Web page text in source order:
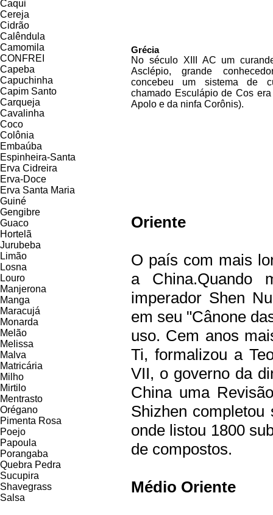
Caqui
Cereja
Cidrão
Calêndula
Camomila
CONFREI
Capeba
Capuchinha
Capim Santo
Carqueja
Cavalinha
Coco
Colônia
Embaúba
Espinheira-Santa
Erva Cidreira
Erva-Doce
Erva Santa Maria
Guiné
Gengibre
Guaco
Hortelã
Jurubeba
Limão
Losna
Louro
Manjerona
Manga
Maracujá
Monarda
Melão
Melissa
Malva
Matricária
Milho
Mirtilo
Mentrasto
Orégano
Pimenta Rosa
Poejo
Papoula
Porangaba
Quebra Pedra
Sucupira
Shavegrass
Salsa
Grécia
No século XIII AC um
Asclépio, grande
concebeu um sistema de
chamado Esculápio de Cos
Apolo e da ninfa Corônis).
Oriente
O país com mais
a China.Quando
imperador Shen
em seu "Cânone
uso. Cem anos
Ti, formalizou a
VII, o governo da
China uma
Shizhen
onde listou 1800
de compostos.
Médio Oriente